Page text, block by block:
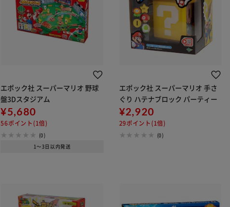
エポック社 スーパーマリオ 野球
盤3Dスタジアム
¥5,680
56ポイント(1倍)
(0)
1～3日以内発送
エポック社 スーパーマリオ 手さ
ぐり ハテナブロック パーティー
¥2,920
29ポイント(1倍)
(0)